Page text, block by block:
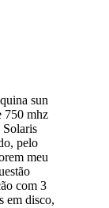
sun
750 mhz
pelo
meu
com 3
em disco,